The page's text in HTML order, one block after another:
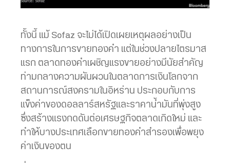
ทั้งนี้ แม้ Sofaz จะไม่ได้เปิดเผยเหตุผลอย่างเป็น
ทางการในการขายทองคำ แต่ในช่วงปลายไตรมาส
แรก ตลาดทองคำเผชิญแรงขายอย่างมีนัยสำคัญ
ท่ามกลางความผันผวนในตลาดการเงินโลกจาก
สถานการณ์สงครามในอิหร่าน ประกอบกับการ
แข็งค่าของดอลลาร์สหรัฐและราคาน้ำมันที่พุ่งสูง
ซึ่งสร้างแรงกดดันต่อเศรษฐกิจตลาดเกิดใหม่ และ
ทำให้บางประเทศเลือกขายทองคำสำรองเพื่อพยุง
ค่าเงินของตน